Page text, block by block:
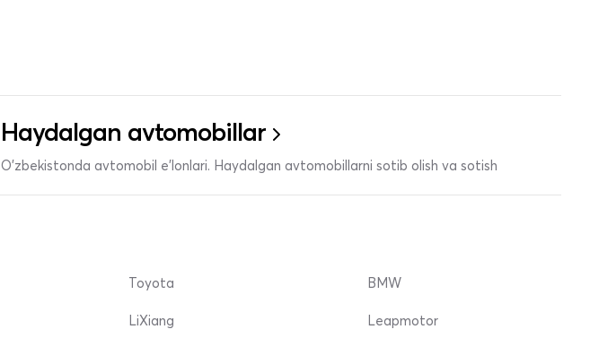
Haydalgan avtomobillar
O'zbekistonda avtomobil e’lonlari. Haydalgan avtomobillarni sotib olish va sotish
Toyota
LiXiang
BMW
Leapmotor